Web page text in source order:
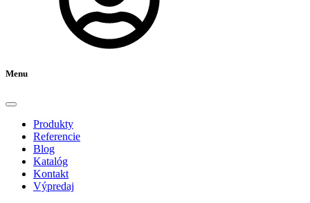
Menu
Produkty
Referencie
Blog
Katalóg
Kontakt
Výpredaj